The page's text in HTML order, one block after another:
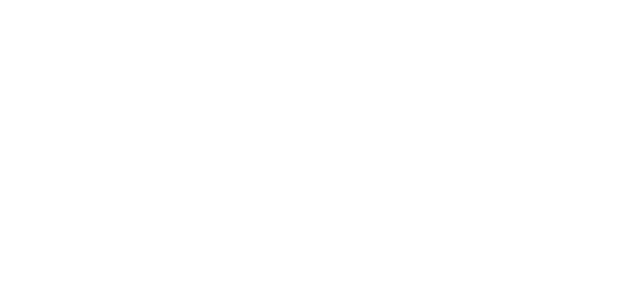
|
fine descrittivo e possono variare senza obbligo di preavviso, quindi riferirsi sempre ai siti web dei rispettivi